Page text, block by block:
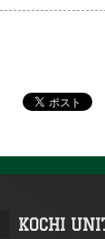
KOCHI